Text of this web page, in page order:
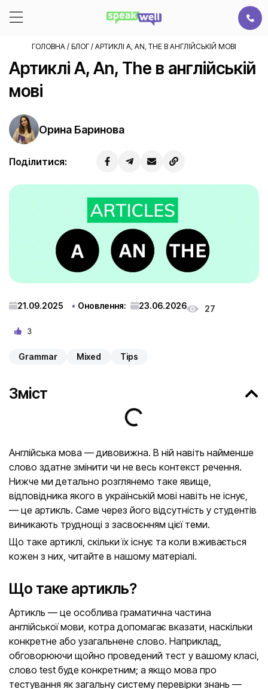
ГОЛОВНА / БЛОГ/ АРТИКЛІ A, AN, THE В АНГЛІЙСЬКІЙ МОВІ
Артиклі A, An, The в англійській
мові
Орина Баринова
Поділитися:
21.09.2025 Оновлення: 23.06.2026 27
3
Grammar Mixed Tips
Зміст
Англійська мова — дивовижна. В ній навіть найменше
слово здатне змінити чи не весь контекст речення.
Нижче ми детально розглянемо таке явище,
відповідника якого в українській мові навіть не існує,
— це артикль. Саме через його відсутність у студентів
виникають труднощі з засвоєнням цієї теми.
Що таке артиклі, скільки їх існує та коли вживається
кожен з них, читайте в нашому матеріалі.
Що таке артикль?
Артикль — це особлива граматична частина
англійської мови, котра допомагає вказати, наскільки
конкретне або узагальнене слово. Наприклад,
обговорюючи щойно проведений тест у вашому класі,
слово test буде конкретним; а якщо мова про
тестування як загальну систему перевірки знань —